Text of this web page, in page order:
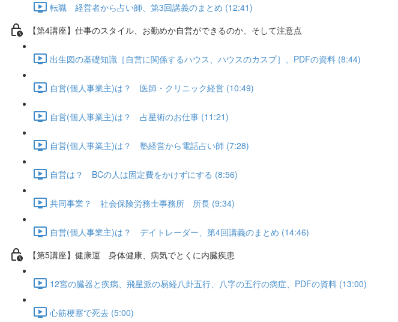
転職 経営者から占い師、第3回講義のまとめ (12:41)
【第4講座】仕事のスタイル、お勤めか自営ができるのか、そして注意点
出生図の基礎知識［自営に関係するハウス、ハウスのカスプ］、PDFの資料 (8:44)
自営(個人事業主)は？ 医師・クリニック経営 (10:49)
自営(個人事業主)は？ 占星術のお仕事 (11:21)
自営(個人事業主)は？ 塾経営から電話占い師 (7:28)
自営は？ BCの人は固定費をかけずにする (8:56)
共同事業？ 社会保険労務士事務所 所長 (9:34)
自営(個人事業主)は？ デイトレーダー、第4回講義のまとめ (14:46)
【第5講座】健康運 身体健康、病気でとくに内臓疾患
12宮の臓器と疾病、飛星派の易経八卦五行、八字の五行の病症、PDFの資料 (13:00)
心筋梗塞で死去 (5:00)